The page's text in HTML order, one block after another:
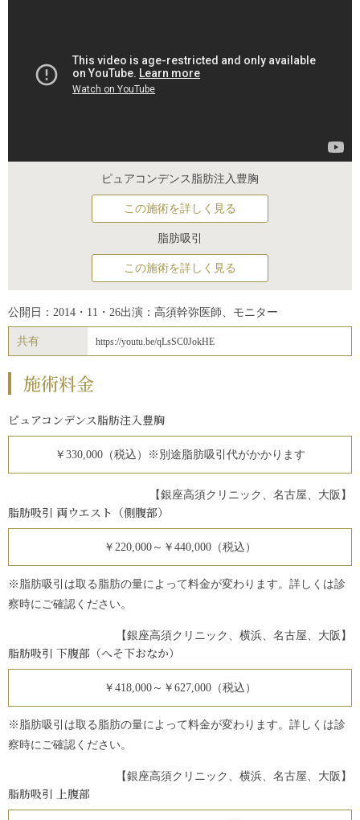
ピュアコンデンス脂肪注入豊胸
この施術を詳しく見る
脂肪吸引
この施術を詳しく見る
公開日：2014・11・26出演：高須幹弥医師、モニター
共有 https://youtu.be/qLsSC0JokHE
施術料金
ピュアコンデンス脂肪注入豊胸
￥330,000（税込）※別途脂肪吸引代がかかります
【銀座高須クリニック、名古屋、大阪】
脂肪吸引 両ウエスト（側腹部）
￥220,000～￥440,000（税込）
※脂肪吸引は取る脂肪の量によって料金が変わります。詳しくは診
察時にご確認ください。
【銀座高須クリニック、横浜、名古屋、大阪】
脂肪吸引 下腹部（へそ下おなか）
￥418,000～￥627,000（税込）
※脂肪吸引は取る脂肪の量によって料金が変わります。詳しくは診
察時にご確認ください。
【銀座高須クリニック、横浜、名古屋、大阪】
脂肪吸引 上腹部